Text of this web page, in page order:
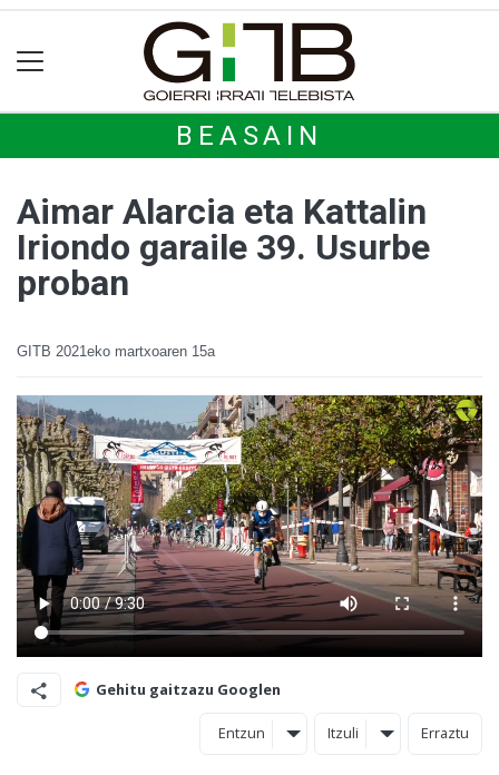
BEASAIN
Aimar Alarcia eta Kattalin
Iriondo garaile 39. Usurbe
proban
GITB 2021eko martxoaren 15a
Gehitu gaitzazu Googlen
Entzun Itzuli Erraztu